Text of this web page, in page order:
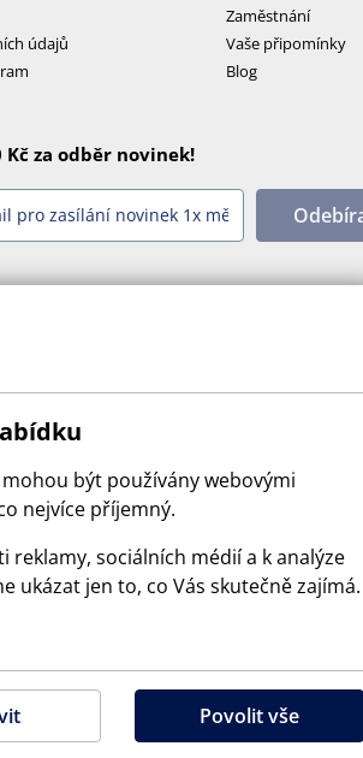
údajů
Zaměstnání
Vaše připomínky
Blog
Kč za odběr novinek!
práva vyhrazena
být používány webovými
nejvíce příjemný.
reklamy, sociálních médií a k analýze
ukázat jen to, co Vás skutečně zajímá.
Povolit vše